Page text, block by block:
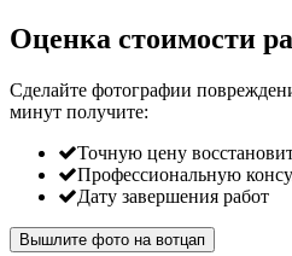
Оценка стоимости
Сделайте фотографии
минут получите:
Точную цену
Профессиональную
Дату завершения работ
Вышлите фото на вотцап